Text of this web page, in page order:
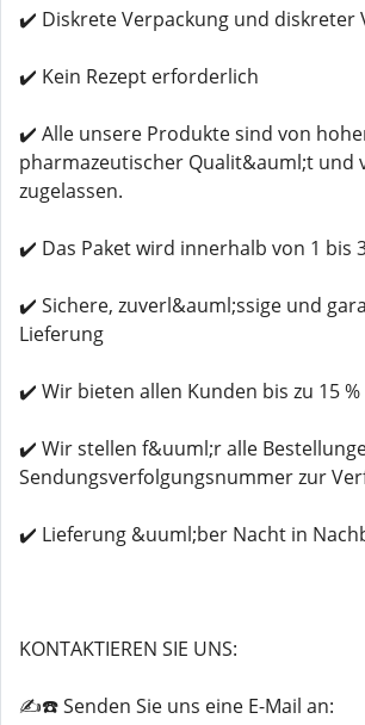
✔️ Diskrete Verpackung und
✔️ Kein Rezept erforderlich
✔️ Alle unsere Produkte sind von
pharmazeutischer Qualit&auml;t und
zugelassen.
✔️ Das Paket wird innerhalb von 1 bis
✔️ Sichere, zuverl&auml;ssige und
Lieferung
✔️ Wir bieten allen Kunden bis zu 15
✔️ Wir stellen f&uuml;r alle
Sendungsverfolgungsnummer zur
✔️ Lieferung &uuml;ber Nacht in
KONTAKTIEREN SIE UNS:
✍️☎️ Senden Sie uns eine E-Mail an: